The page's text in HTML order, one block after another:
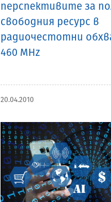
перспективите за
свободния ресурс в
радиочестотни
460 MHz
20.04.2010